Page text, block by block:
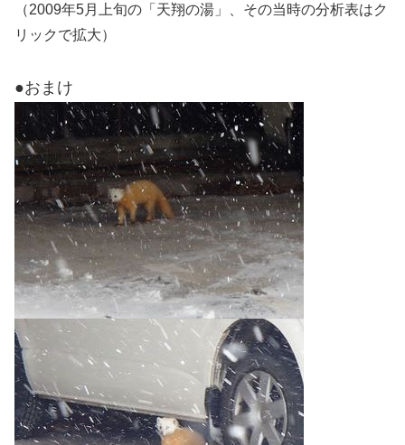
（2009年5月上旬の「天翔の湯」、その当時の分析表はク
リックで拡大）
●おまけ